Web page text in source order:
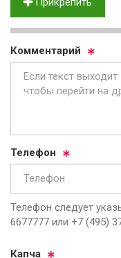
Ком­мен­та­рий
Те­ле­фон
Телефон следует
6677777 или +7 (495)
Кап­ча